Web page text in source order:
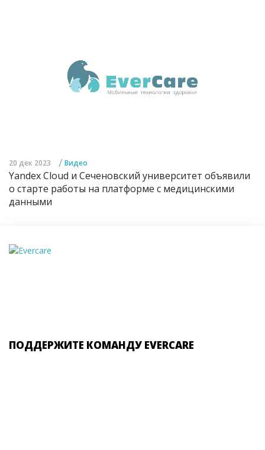
20 дек 2023 / Видео
Yandex Cloud и Сеченовский университет объявили
о старте работы на платформе с медицинскими
данными
ПОДДЕРЖИТЕ КОМАНДУ EVERCARE